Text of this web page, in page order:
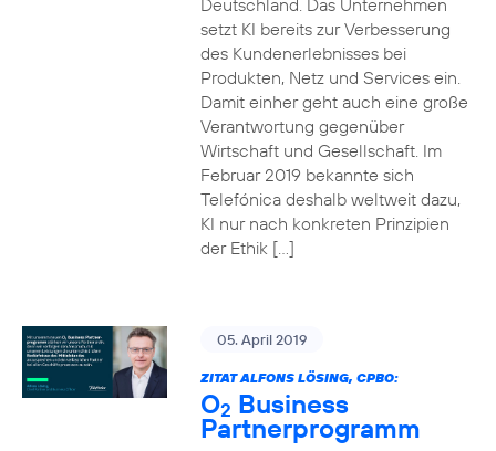
Deutschland. Das Unternehmen
setzt KI bereits zur Verbesserung
des Kundenerlebnisses bei
Produkten, Netz und Services ein.
Damit einher geht auch eine große
Verantwortung gegenüber
Wirtschaft und Gesellschaft. Im
Februar 2019 bekannte sich
Telefónica deshalb weltweit dazu,
KI nur nach konkreten Prinzipien
der Ethik […]
05. April 2019
ZITAT ALFONS LÖSING, CPBO:
O2 Business
Partnerprogramm